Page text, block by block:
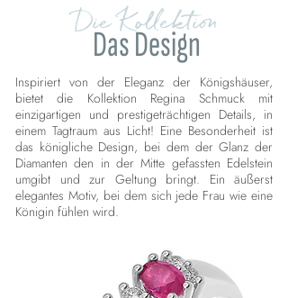
Die Kollektion
Das Design
Inspiriert von der Eleganz der Königshäuser,
bietet die Kollektion Regina Schmuck mit
einzigartigen und prestigeträchtigen Details, in
einem Tagtraum aus Licht! Eine Besonderheit ist
das königliche Design, bei dem der Glanz der
Diamanten den in der Mitte gefassten Edelstein
umgibt und zur Geltung bringt. Ein äußerst
elegantes Motiv, bei dem sich jede Frau wie eine
Königin fühlen wird.